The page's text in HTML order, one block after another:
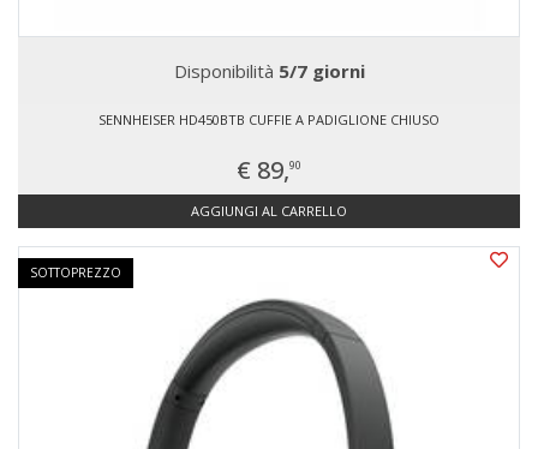
Disponibilità 5/7 giorni
SENNHEISER HD450BTB CUFFIE A PADIGLIONE CHIUSO
€ 89,90
AGGIUNGI AL CARRELLO
SOTTOPREZZO